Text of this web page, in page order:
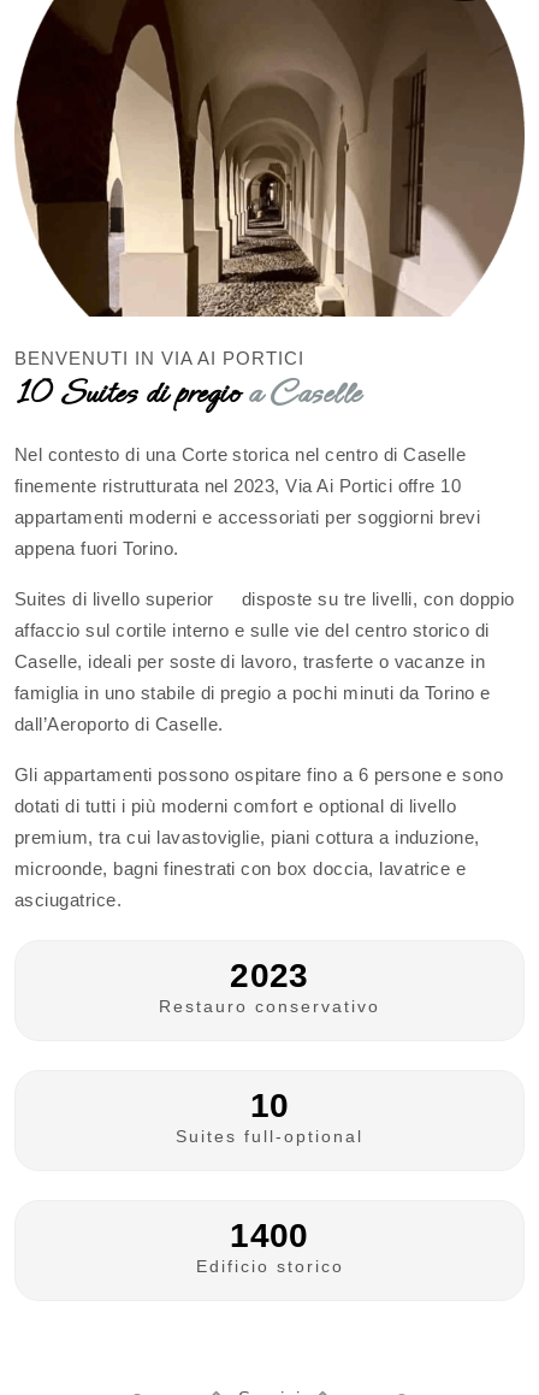
BENVENUTI IN VIA AI PORTICI
10 Suites di pregioa Caselle
Nel contesto di una Corte storica nel centro di Caselle
finemente ristrutturata nel 2023, Via Ai Portici offre 10
appartamenti moderni e accessoriati per soggiorni brevi
appena fuori Torino.
Suites di livello superior disposte su tre livelli, con doppio
affaccio sul cortile interno e sulle vie del centro storico di
Caselle, ideali per soste di lavoro, trasferte o vacanze in
famiglia in uno stabile di pregio a pochi minuti da Torino e
dall’Aeroporto di Caselle.
Gli appartamenti possono ospitare fino a 6 persone e sono
dotati di tutti i più moderni comfort e optional di livello
premium, tra cui lavastoviglie, piani cottura a induzione,
microonde, bagni finestrati con box doccia, lavatrice e
asciugatrice.
2023
Restauro conservativo
10
Suites full-optional
1400
Edificio storico